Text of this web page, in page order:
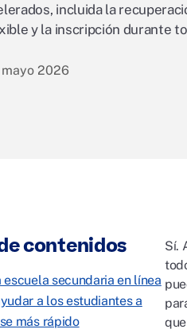
incluida la
y la inscripción durante
2026
contenidos
escuela secundaria en línea
a los estudiantes a
más rápido
Sí.